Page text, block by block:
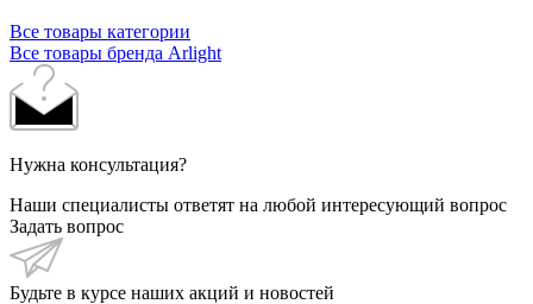
Все товары категории
Все товары бренда Arlight
Нужна консультация?
Наши специалисты ответят на любой интересующий вопрос
Задать вопрос
Будьте в курсе наших акций и новостей